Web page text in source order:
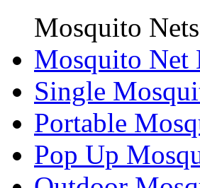
Mosquito Nets
Mosquito Net
Single
Portable
Pop Up